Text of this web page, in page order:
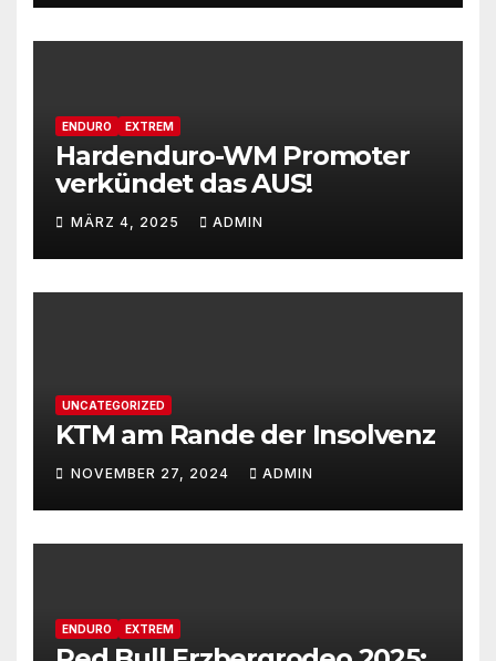
ENDURO EXTREM
Hardenduro-WM Promoter
verkündet das AUS!
MÄRZ 4, 2025 ADMIN
UNCATEGORIZED
KTM am Rande der Insolvenz
NOVEMBER 27, 2024 ADMIN
ENDURO EXTREM